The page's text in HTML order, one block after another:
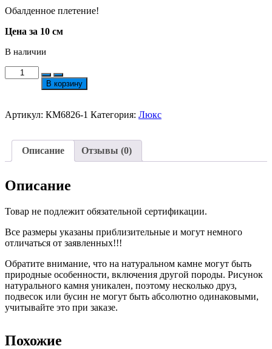
Обалденное плетение!
Цена за 10 см
В наличии
Количество
товара
Гладкие
Разм.
12х5мм
18К
№6826
В корзину
Артикул: КМ6826-1 Категория: Люкс
Описание Отзывы (0)
Описание
Товар не подлежит обязательной сертификации.
Все размеры указаны приблизительные и могут немного
отличаться от заявленных!!!
Обратите внимание, что на натуральном камне могут быть
природные особенности, включения другой породы. Рисунок
натурального камня уникален, поэтому несколько друз,
подвесок или бусин не могут быть абсолютно одинаковыми,
учитывайте это при заказе.
Похожие